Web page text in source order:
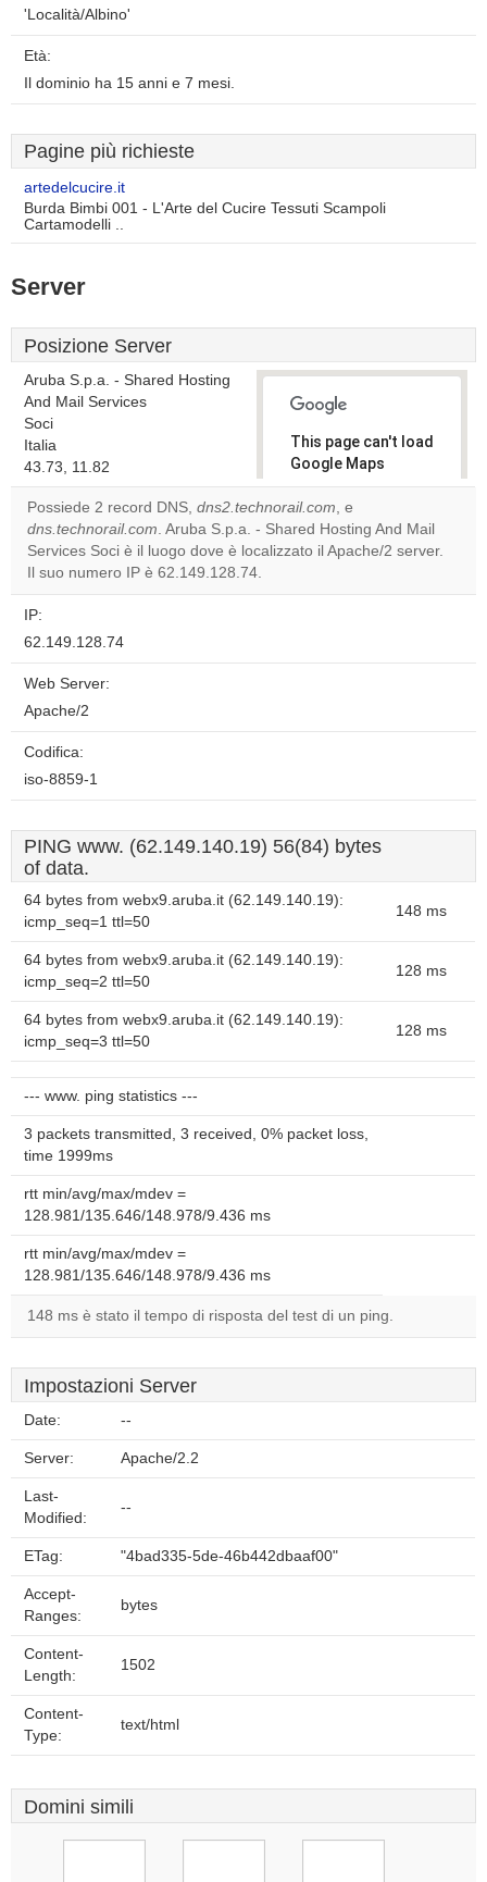
'Località/Albino'
Età:
Il dominio ha 15 anni e 7 mesi.
Pagine più richieste
artedelcucire.it
Burda Bimbi 001 - L'Arte del Cucire Tessuti Scampoli
Cartamodelli ..
Server
Posizione Server
Aruba S.p.a. - Shared Hosting
And Mail Services
Soci
Italia
43.73, 11.82
This page can't load
Google Maps
correctly.
Do you
own this
OK
Possiede 2 record DNS, dns2.technorail.com, e
dns.technorail.com. Aruba S.p.a. - Shared Hosting And Mail
Services Soci è il luogo dove è localizzato il Apache/2 server.
Il suo numero IP è 62.149.128.74.
IP:
62.149.128.74
Web Server:
Apache/2
Codifica:
iso-8859-1
PING www. (62.149.140.19) 56(84) bytes
of data.
64 bytes from webx9.aruba.it (62.149.140.19):
icmp_seq=1 ttl=50
148 ms
64 bytes from webx9.aruba.it (62.149.140.19):
icmp_seq=2 ttl=50
128 ms
64 bytes from webx9.aruba.it (62.149.140.19):
icmp_seq=3 ttl=50
128 ms
--- www. ping statistics ---
3 packets transmitted, 3 received, 0% packet loss,
time 1999ms
rtt min/avg/max/mdev =
128.981/135.646/148.978/9.436 ms
rtt min/avg/max/mdev =
128.981/135.646/148.978/9.436 ms
148 ms è stato il tempo di risposta del test di un ping.
Impostazioni Server
Date: --
Server: Apache/2.2
Last-
Modified:
--
ETag: "4bad335-5de-46b442dbaaf00"
Accept-
Ranges:
bytes
Content-
Length:
1502
Content-
Type:
text/html
Domini simili